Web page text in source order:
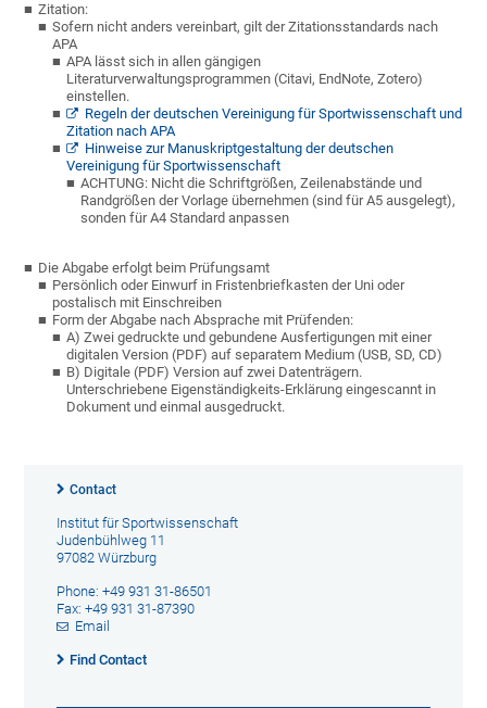
Zitation:
Sofern nicht anders vereinbart, gilt der Zitationsstandards nach
APA
APA lässt sich in allen gängigen
Literaturverwaltungsprogrammen (Citavi, EndNote, Zotero)
einstellen.
Regeln der deutschen Vereinigung für Sportwissenschaft und
Zitation nach APA
Hinweise zur Manuskriptgestaltung der deutschen
Vereinigung für Sportwissenschaft
ACHTUNG: Nicht die Schriftgrößen, Zeilenabstände und
Randgrößen der Vorlage übernehmen (sind für A5 ausgelegt),
sonden für A4 Standard anpassen
Die Abgabe erfolgt beim Prüfungsamt
Persönlich oder Einwurf in Fristenbriefkasten der Uni oder
postalisch mit Einschreiben
Form der Abgabe nach Absprache mit Prüfenden:
A) Zwei gedruckte und gebundene Ausfertigungen mit einer
digitalen Version (PDF) auf separatem Medium (USB, SD, CD)
B) Digitale (PDF) Version auf zwei Datenträgern.
Unterschriebene Eigenständigkeits-Erklärung eingescannt in
Dokument und einmal ausgedruckt.
Contact
Institut für Sportwissenschaft
Judenbühlweg 11
97082 Würzburg
Phone: +49 931 31-86501
Fax: +49 931 31-87390
Email
Find Contact